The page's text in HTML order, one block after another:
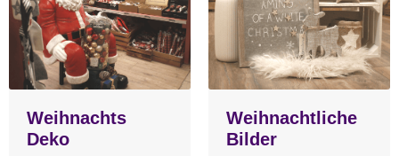
Weihnachts
Deko
Weihnachtliche
Bilder